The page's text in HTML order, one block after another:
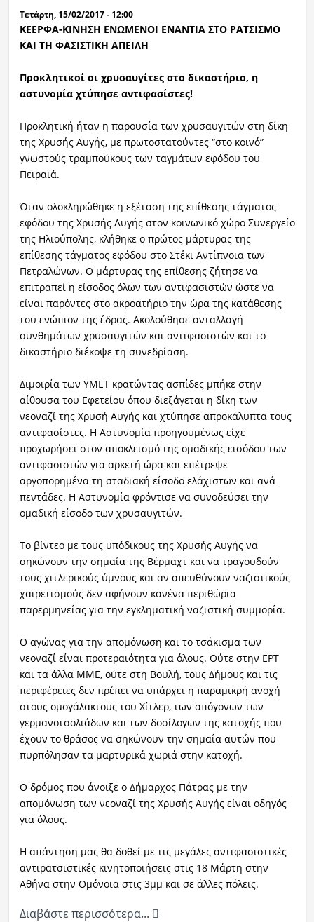
Τετάρτη, 15/02/2017 - 12:00
ΚΕΕΡΦΑ-ΚΙΝΗΣΗ ΕΝΩΜΕΝΟΙ ΕΝΑΝΤΙΑ ΣΤΟ ΡΑΤΣΙΣΜΟ
ΚΑΙ ΤΗ ΦΑΣΙΣΤΙΚΗ ΑΠΕΙΛΗ
Προκλητικοί οι χρυσαυγίτες στο δικαστήριο, η
αστυνομία χτύπησε αντιφασίστες!
Προκλητική ήταν η παρουσία των χρυσαυγιτών στη δίκη
της Χρυσής Αυγής, με πρωτοστατούντες “στο κοινό”
γνωστούς τραμπούκους των ταγμάτων εφόδου του
Πειραιά.
Όταν ολοκληρώθηκε η εξέταση της επίθεσης τάγματος
εφόδου της Χρυσής Αυγής στον κοινωνικό χώρο Συνεργείο
της Ηλιούπολης, κλήθηκε ο πρώτος μάρτυρας της
επίθεσης τάγματος εφόδου στο Στέκι Αντίπνοια των
Πετραλώνων. Ο μάρτυρας της επίθεσης ζήτησε να
επιτραπεί η είσοδος όλων των αντιφασιστών ώστε να
είναι παρόντες στο ακροατήριο την ώρα της κατάθεσης
του ενώπιον της έδρας. Ακολούθησε ανταλλαγή
συνθημάτων χρυσαυγιτών και αντιφασιστών και το
δικαστήριο διέκοψε τη συνεδρίαση.
Διμοιρία των ΥΜΕΤ κρατώντας ασπίδες μπήκε στην
αίθουσα του Εφετείου όπου διεξάγεται η δίκη των
νεοναζί της Χρυσή Αυγής και χτύπησε απροκάλυπτα τους
αντιφασίστες. Η Αστυνομία προηγουμένως είχε
προχωρήσει στον αποκλεισμό της ομαδικής εισόδου των
αντιφασιστών για αρκετή ώρα και επέτρεψε
αργοπορημένα τη σταδιακή είσοδο ελάχιστων και ανά
πεντάδες. Η Αστυνομία φρόντισε να συνοδεύσει την
ομαδική είσοδο των χρυσαυγιτών.
Το βίντεο με τους υπόδικους της Χρυσής Αυγής να
σηκώνουν την σημαία της Βέρμαχτ και να τραγουδούν
τους χιτλερικούς ύμνους και αν απευθύνουν ναζιστικούς
χαιρετισμούς δεν αφήνουν κανένα περιθώρια
παρερμηνείας για την εγκληματική ναζιστική συμμορία.
Ο αγώνας για την απομόνωση και το τσάκισμα των
νεοναζί είναι προτεραιότητα για όλους. Ούτε στην ΕΡΤ
και τα άλλα ΜΜΕ, ούτε στη Βουλή, τους Δήμους και τις
περιφέρειες δεν πρέπει να υπάρχει η παραμικρή ανοχή
στους ομογάλακτους του Χίτλερ, των απόγονων των
γερμανοτσολιάδων και των δοσίλογων της κατοχής που
έχουν το θράσος να σηκώνουν την σημαία αυτών που
πυρπόλησαν τα μαρτυρικά χωριά στην κατοχή.
Ο δρόμος που άνοιξε ο Δήμαρχος Πάτρας με την
απομόνωση των νεοναζί της Χρυσής Αυγής είναι οδηγός
για όλους.
Η απάντηση μας θα δοθεί με τις μεγάλες αντιφασιστικές
αντιρατσιστικές κινητοποιήσεις στις 18 Μάρτη στην
Αθήνα στην Ομόνοια στις 3μμ και σε άλλες πόλεις.
Διαβάστε περισσότερα...